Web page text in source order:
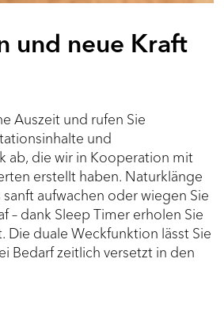
und neue Kraft
Auszeit und rufen Sie
und
ab, die wir in Kooperation mit
erstellt haben. Naturklänge
aufwachen oder wiegen Sie
– dank Sleep Timer erholen Sie
Die duale Weckfunktion lässt Sie
Bedarf zeitlich versetzt in den